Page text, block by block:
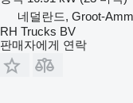
네덜란드, Groot-
RH Trucks BV
판매자에게 연락